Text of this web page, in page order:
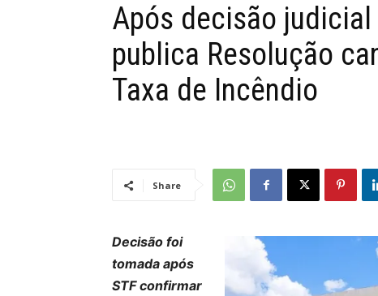
Após decisão
publica Resolução
Taxa de Incêndio
Share
Decisão foi
tomada após
STF confirmar